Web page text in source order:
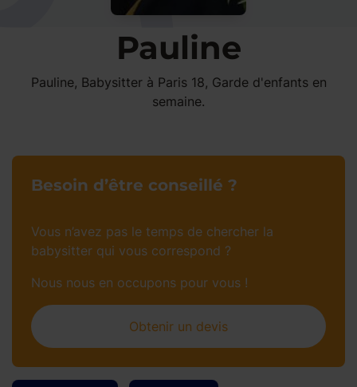
Pauline
Pauline, Babysitter à Paris 18, Garde d'enfants en
semaine.
Besoin d’être conseillé ?
Vous n’avez pas le temps de chercher la
babysitter qui vous correspond ?
Nous nous en occupons pour vous !
Obtenir un devis